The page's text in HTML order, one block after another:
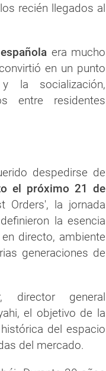
recién llegados al
era mucho
en un punto
la socialización,
entre residentes
despedirse de
el próximo 21 de
Orders', la jornada
la esencia
directo, ambiente
generaciones de
director general
el objetivo de la
del espacio
del mercado.